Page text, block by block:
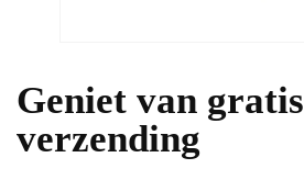
Geniet van gratis
verzending